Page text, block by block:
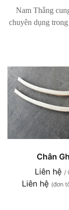
Nam Thắng
chuyên dụng
Chân
Liên hệ /
Liên hệ (đơn